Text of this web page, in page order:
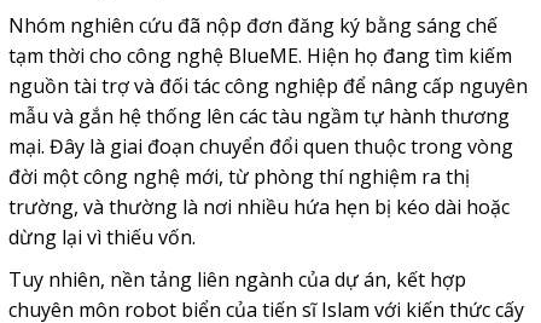
Nhóm nghiên cứu đã nộp đơn đăng ký bằng sáng chế
tạm thời cho công nghệ BlueME. Hiện họ đang tìm kiếm
nguồn tài trợ và đối tác công nghiệp để nâng cấp nguyên
mẫu và gắn hệ thống lên các tàu ngầm tự hành thương
mại. Đây là giai đoạn chuyển đổi quen thuộc trong vòng
đời một công nghệ mới, từ phòng thí nghiệm ra thị
trường, và thường là nơi nhiều hứa hẹn bị kéo dài hoặc
dừng lại vì thiếu vốn.
Tuy nhiên, nền tảng liên ngành của dự án, kết hợp
chuyên môn robot biển của tiến sĩ Islam với kiến thức cấy